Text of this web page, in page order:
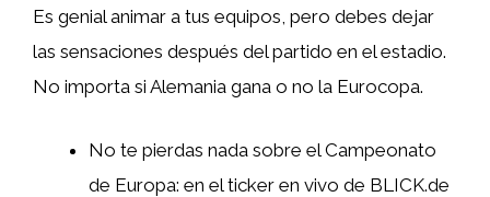
Es genial animar a tus equipos, pero debes dejar
las sensaciones después del partido en el estadio.
No importa si Alemania gana o no la Eurocopa.
No te pierdas nada sobre el Campeonato
de Europa: en el ticker en vivo de BLICK.de